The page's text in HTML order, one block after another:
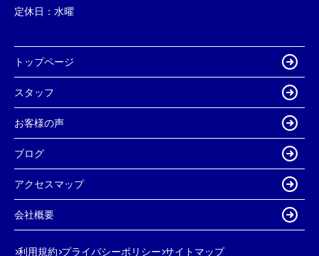
定休日： 水曜
トップページ
スタッフ
お客様の声
ブログ
アクセスマップ
会社概要
利用規約 プライバシーポリシー サイトマップ